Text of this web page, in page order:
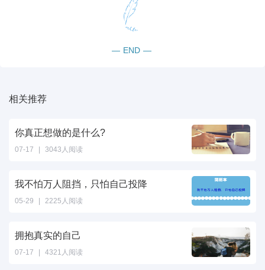
— END —
相关推荐
你真正想做的是什么?
07-17 | 3043人阅读
我不怕万人阻挡，只怕自己投降
05-29 | 2225人阅读
拥抱真实的自己
07-17 | 4321人阅读